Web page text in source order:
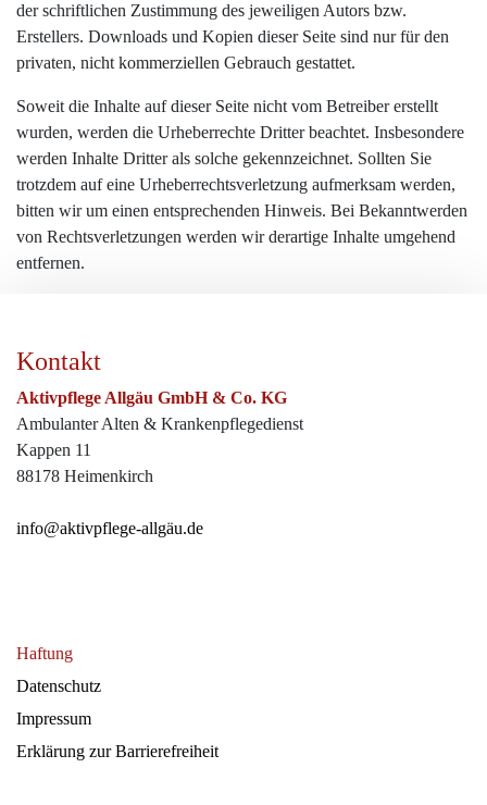
der schriftlichen Zustimmung des jeweiligen Autors bzw.
Erstellers. Downloads und Kopien dieser Seite sind nur für den
privaten, nicht kommerziellen Gebrauch gestattet.
Soweit die Inhalte auf dieser Seite nicht vom Betreiber erstellt
wurden, werden die Urheberrechte Dritter beachtet. Insbesondere
werden Inhalte Dritter als solche gekennzeichnet. Sollten Sie
trotzdem auf eine Urheberrechtsverletzung aufmerksam werden,
bitten wir um einen entsprechenden Hinweis. Bei Bekanntwerden
von Rechtsverletzungen werden wir derartige Inhalte umgehend
entfernen.
Kontakt
Aktivpflege Allgäu GmbH & Co. KG
Ambulanter Alten & Krankenpflegedienst
Kappen 11
88178 Heimenkirch
info@aktivpflege-allgäu.de
Haftung
(current)
Datenschutz
Impressum
Erklärung zur Barrierefreiheit